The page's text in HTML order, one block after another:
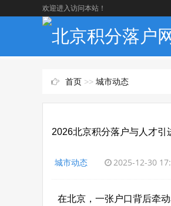
欢迎进入访问本站！
首页 >> 城市动态
2026北京积分落户与人才引
城市动态 2025-12-30
在北京，一张户口背后牵